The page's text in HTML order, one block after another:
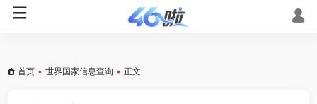
首页 • 世界国家信息查询 • 正文